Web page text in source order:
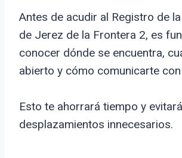
Antes de acudir al Registro de
de Jerez de la Frontera 2, es
conocer dónde se encuentra,
abierto y cómo comunicarte
Esto te ahorrará tiempo y evitará
desplazamientos innecesarios.